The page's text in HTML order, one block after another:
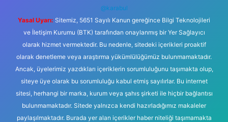
@karabul
Yasal Uyarı: Sitemiz, 5651 Sayılı Kanun gereğince Bilgi Teknolojileri
ve İletişim Kurumu (BTK) tarafından onaylanmış bir Yer Sağlayıcı
olarak hizmet vermektedir. Bu nedenle, sitedeki içerikleri proaktif
olarak denetleme veya araştırma yükümlülüğümüz bulunmamaktadır.
Ancak, üyelerimiz yazdıkları içeriklerin sorumluluğunu taşımakta olup,
siteye üye olarak bu sorumluluğu kabul etmiş sayılırlar. Bu internet
sitesi, herhangi bir marka, kurum veya şahıs şirketi ile hiçbir bağlantısı
bulunmamaktadır. Sitede yalnızca kendi hazırladığımız makaleler
paylaşılmaktadır. Burada yer alan içerikler haber niteliği taşımamakta